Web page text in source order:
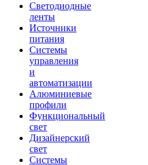
Светодиодные
ленты
Источники
питания
Системы
управления
и
автоматизации
Алюминиевые
профили
Функциональный
свет
Дизайнерский
свет
Системы